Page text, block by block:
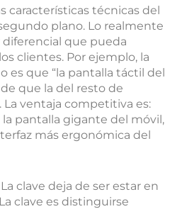
características técnicas del
plano. Lo realmente
que pueda
clientes. Por ejemplo, la
es que “la pantalla táctil del
que la del resto de
La ventaja competitiva es:
la pantalla gigante del móvil,
más ergonómica del
La clave deja de ser estar en
clave es distinguirse